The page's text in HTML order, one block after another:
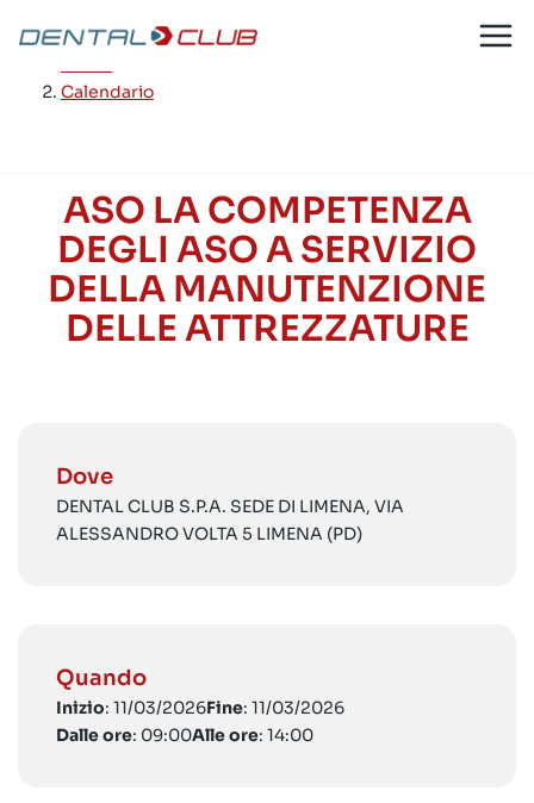
contenuto
Calendario
ASO LA COMPETENZA
DEGLI ASO A SERVIZIO
DELLA MANUTENZIONE
DELLE ATTREZZATURE
Dove
DENTAL CLUB S.P.A. SEDE DI LIMENA, VIA
ALESSANDRO VOLTA 5 LIMENA (PD)
Quando
Inizio: 11/03/2026Fine: 11/03/2026
Dalle ore: 09:00Alle ore: 14:00